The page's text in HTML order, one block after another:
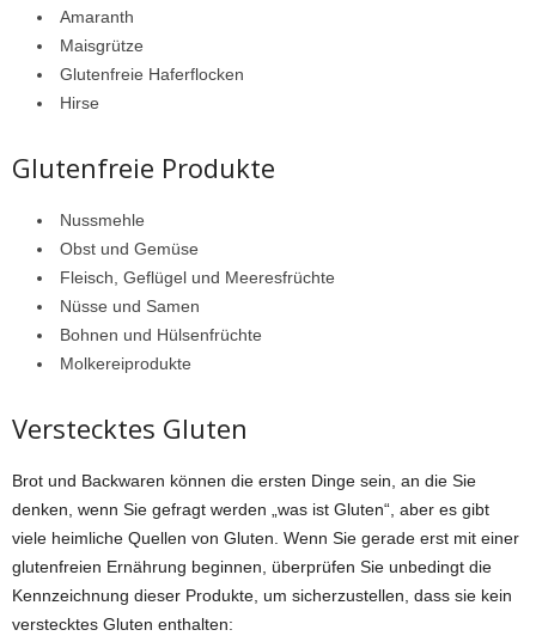
Amaranth
Maisgrütze
Glutenfreie Haferflocken
Hirse
Glutenfreie Produkte
Nussmehle
Obst und Gemüse
Fleisch, Geflügel und Meeresfrüchte
Nüsse und Samen
Bohnen und Hülsenfrüchte
Molkereiprodukte
Verstecktes Gluten
Brot und Backwaren können die ersten Dinge sein, an die Sie
denken, wenn Sie gefragt werden „was ist Gluten“, aber es gibt
viele heimliche Quellen von Gluten. Wenn Sie gerade erst mit einer
glutenfreien Ernährung beginnen, überprüfen Sie unbedingt die
Kennzeichnung dieser Produkte, um sicherzustellen, dass sie kein
verstecktes Gluten enthalten: